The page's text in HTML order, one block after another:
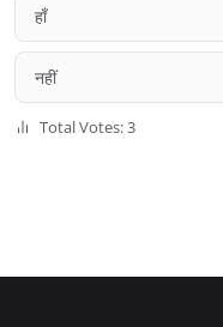
हाँ
नहीं
Total Votes: 3